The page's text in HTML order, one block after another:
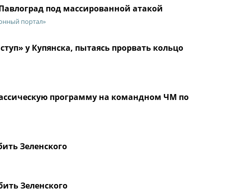
Павлоград под массированной атакой
портал»
у Купянска, пытаясь прорвать кольцо
программу на командном ЧМ по
Зeлeнcκοгο
Зеленского